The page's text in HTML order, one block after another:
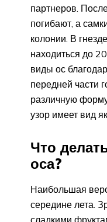
партнеров.
погибают, а
колонии. В
находиться до
виды ос
передней части
различную
узор имеет вид
Что
оса?
Наибольшая
середине лета.
сладкими